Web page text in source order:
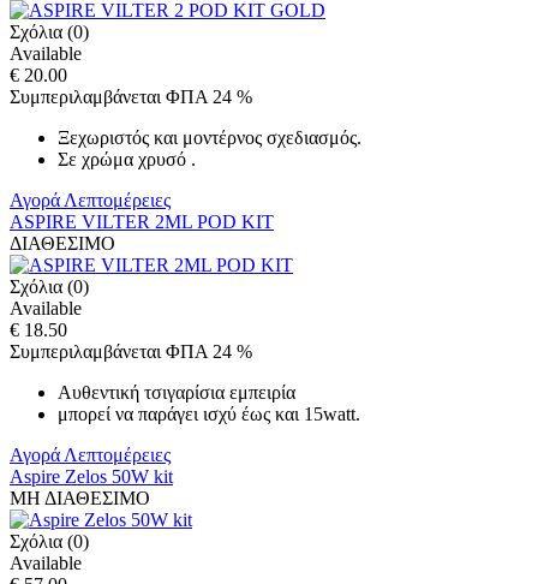
Σχόλια (0)
Available
€ 20.00
Συμπεριλαμβάνεται ΦΠΑ 24 %
Ξεχωριστός και μοντέρνος σχεδιασμός.
Σε χρώμα χρυσό .
Αγορά Λεπτομέρειες
ASPIRE VILTER 2ML POD KIT
ΔΙΑΘΕΣΙΜΟ
Σχόλια (0)
Available
€ 18.50
Συμπεριλαμβάνεται ΦΠΑ 24 %
Αυθεντική τσιγαρίσια εμπειρία
μπορεί να παράγει ισχύ έως και 15watt.
Αγορά Λεπτομέρειες
Aspire Zelos 50W kit
ΜΗ ΔΙΑΘΕΣΙΜΟ
Σχόλια (0)
Available